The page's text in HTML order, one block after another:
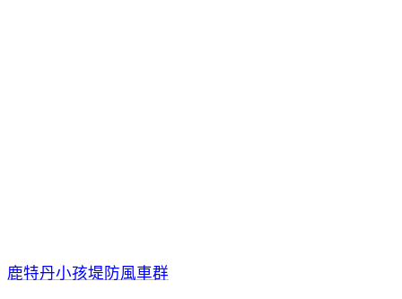
鹿特丹小孩堤防風車群